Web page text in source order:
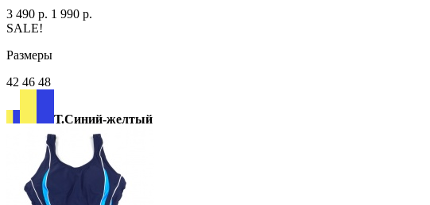
3 490 р. 1 990 р.
SALE!
Размеры
42 46 48
Т.Синий-желтый